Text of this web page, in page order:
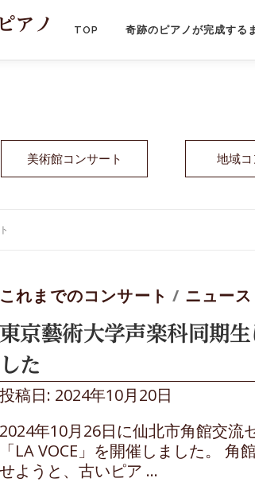
アノ TOP 奇跡のピアノが完成する
美術館コンサート 地域コ
これまでのコンサート / ニュース
東京藝術大学声楽科同期
した
投稿日: 2024年10月20日
2024年10月26日に仙北市角館交流
「LA VOCE」を開催しました。
せようと、古いピア …